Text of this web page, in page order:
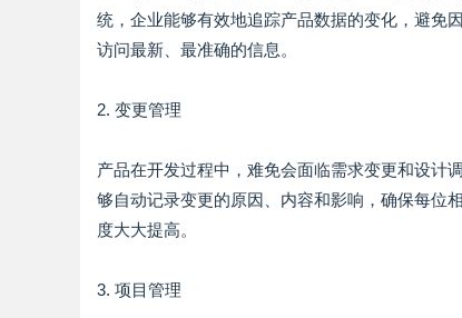
统，企业能够有效地追踪产品数据的变化，避免
访问最新、最准确的信息。
2. 变更管理
产品在开发过程中，难免会面临需求变更和设计
够自动记录变更的原因、内容和影响，确保每位
度大大提高。
3. 项目管理